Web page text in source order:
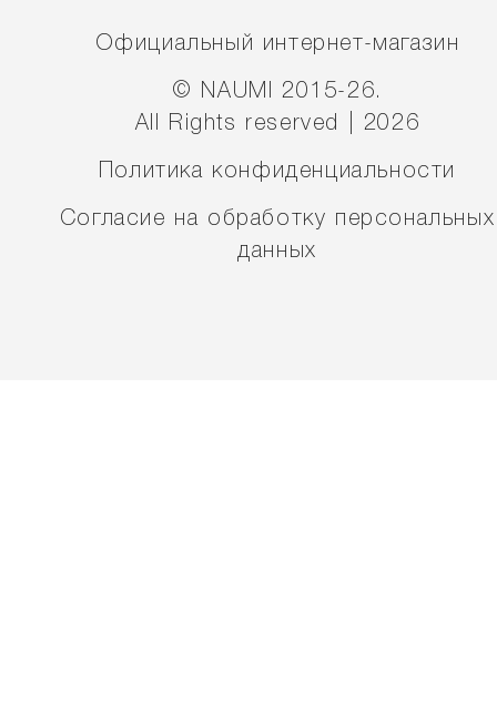
Официальный интернет-магазин
© NAUMI 2015-26.
All Rights reserved | 2026
Политика конфиденциальности
Согласие на обработку персональных
данных